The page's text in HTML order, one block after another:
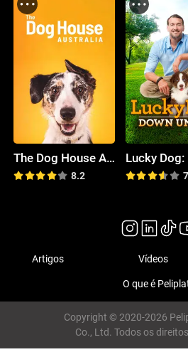
The Dog House Australia
8.2
Artigos Vídeos
O que é
Copyright © 2020-2026
Co., Ltd. Todos os